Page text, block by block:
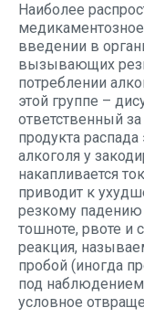
Наиболее
введении в
вызывающих
потреблении
этой группе –
ответственный
продукта
алкоголя у
накапливается
приводит к
резкому
тошноте, рвоте и
реакция,
пробой (иногда
под наблюдением
условное